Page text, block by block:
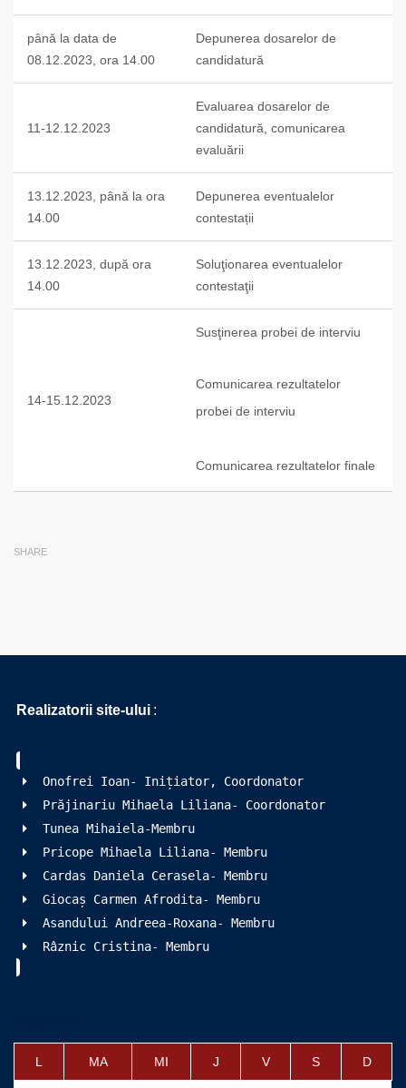
până la data de
08.12.2023, ora 14.00
Depunerea dosarelor de
candidatură
11-12.12.2023
Evaluarea dosarelor de
candidatură, comunicarea
evaluării
13.12.2023, până la ora
14.00
Depunerea eventualelor
contestații
13.12.2023, după ora
14.00
Soluţionarea eventualelor
contestaţii
14-15.12.2023
Susţinerea probei de interviu
Comunicarea rezultatelor
probei de interviu
Comunicarea rezultatelor finale
SHARE
Realizatorii site-ului :
Onofrei Ioan- Inițiator, Coordonator
Prăjinariu Mihaela Liliana- Coordonator
Tunea Mihaiela-Membru
Pricope Mihaela Liliana- Membru
Cardas Daniela Cerasela- Membru
Giocaș Carmen Afrodita- Membru
Asandului Andreea-Roxana- Membru
Râznic Cristina- Membru
L MA MI J V S D